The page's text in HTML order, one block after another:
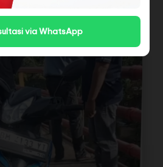
via WhatsApp